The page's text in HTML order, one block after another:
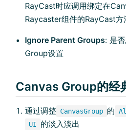
RayCast时应调用绑定在
Raycaster组件的RayCast方
Ignore Parent Groups: 是
Group设置
Canvas Group的经
通过调整 CanvasGroup 的
UI 的淡入淡出